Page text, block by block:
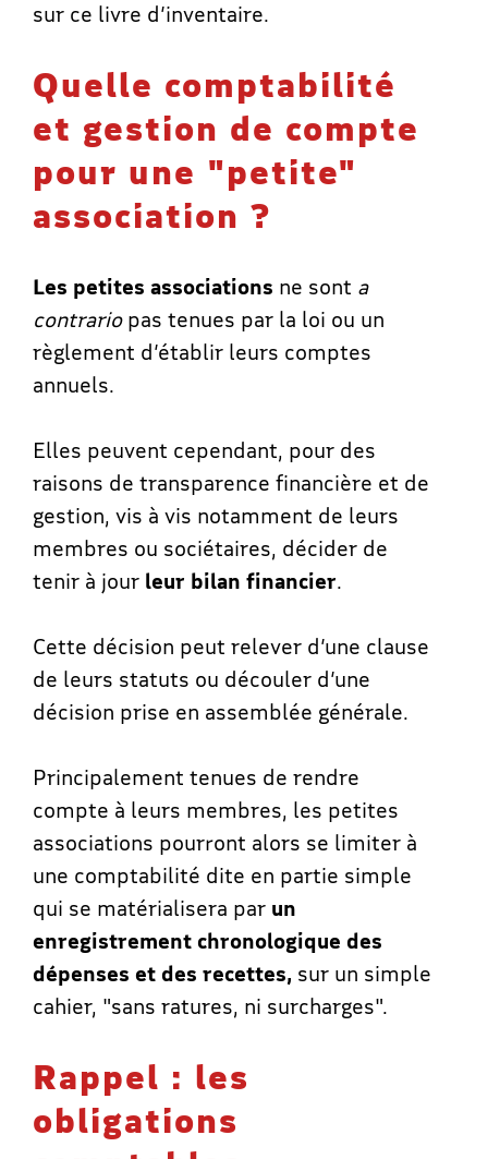
sur ce livre d’inventaire.
Quelle comptabilité
et gestion de compte
pour une "petite"
association ?
Les petites associations ne sont a
contrariopas tenues par la loi ou un
règlement d’établir leurs comptes
annuels.
Elles peuvent cependant, pour des
raisons de transparence financière et de
gestion, vis à vis notamment de leurs
membres ou sociétaires, décider de
tenir à jour leur bilan financier.
Cette décision peut relever d’une clause
de leurs statuts ou découler d’une
décision prise en assemblée générale.
Principalement tenues de rendre
compte à leurs membres, les petites
associations pourront alors se limiter à
une comptabilité dite en partie simple
qui se matérialisera par un
enregistrement chronologique des
dépenses et des recettes, sur un simple
cahier, "sans ratures, ni surcharges".
Rappel : les
obligations